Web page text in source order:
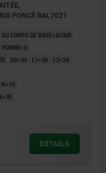
FONCÉ RAL7021
CORPS DE BASE=ACIER
FORME=G
D2=33 L1=36
L2=24
N=15
DÉTAILS